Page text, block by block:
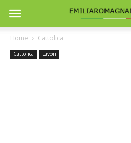
Home Cattolica
Cattolica Lavori